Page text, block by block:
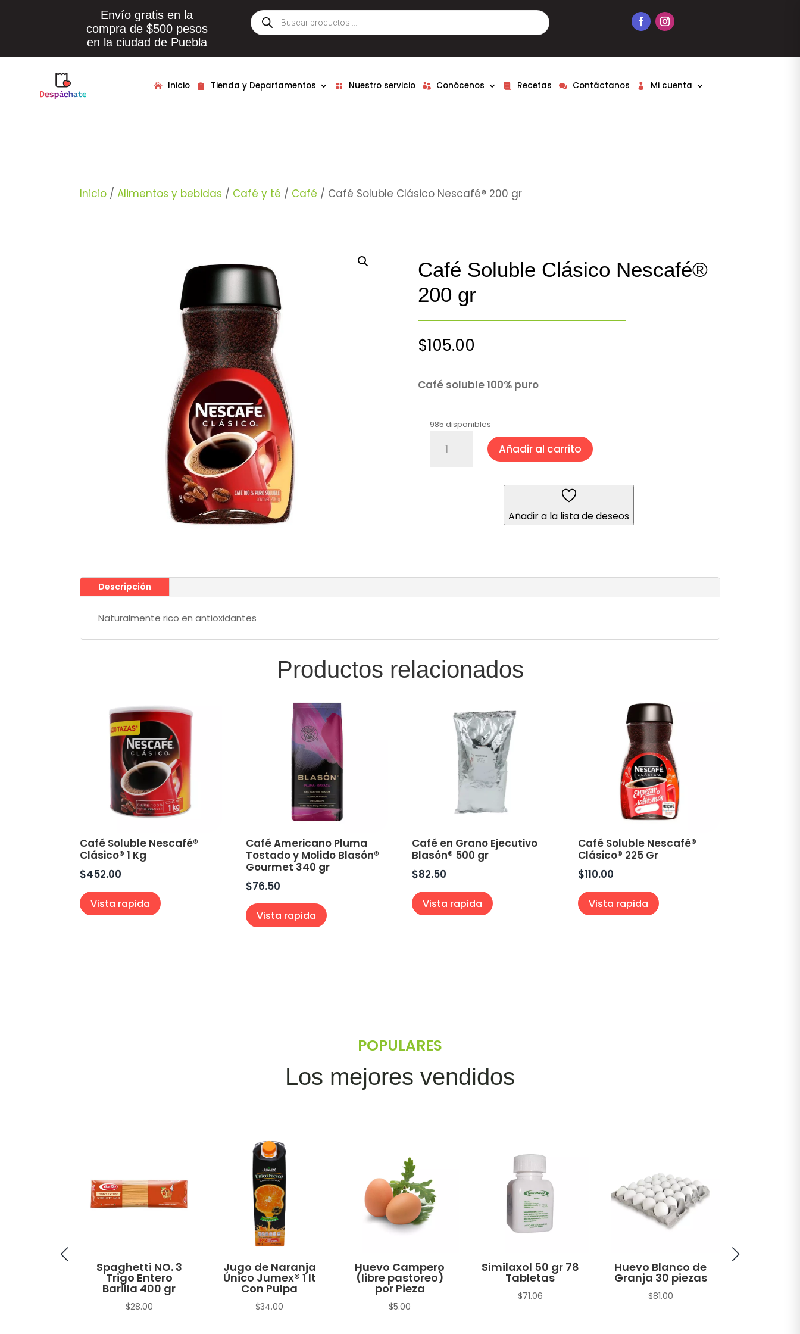
Envío gratis en la
compra de $500 pesos
en la ciudad de Puebla
Búsqueda
de
productos
Inicio Tienda y Departamentos Nuestro servicio Conócenos Recetas Contáctanos Mi cuenta
Inicio /Alimentos y bebidas / Café y té / Café / Café Soluble Clásico Nescafé® 200 gr
Café Soluble Clásico Nescafé®
200 gr
$105.00
Café soluble 100% puro
985 disponibles
Soluble
Añadir al carrito
Añadir a la lista de deseos
Descripción
Naturalmente rico en antioxidantes
Productos relacionados
Café Soluble Nescafé®
Clásico® 1 Kg
$452.00
Vista rapida
Café Americano Pluma
Tostado y Molido Blasón®
Gourmet 340 gr
$76.50
Vista rapida
Café en Grano Ejecutivo
Blasón® 500 gr
$82.50
Vista rapida
Café Soluble Nescafé®
Clásico® 225 Gr
$110.00
Vista rapida
POPULARES
Los mejores vendidos
Spaghetti NO. 3
Trigo Entero
Barilla 400 gr
$28.00
Jugo de Naranja
Único Jumex® 1 lt
Con Pulpa
$34.00
Huevo Campero
(libre pastoreo)
por Pieza
$5.00
Similaxol 50 gr 78
Tabletas
$71.06
Huevo Blanco de
Granja 30 piezas
$81.00